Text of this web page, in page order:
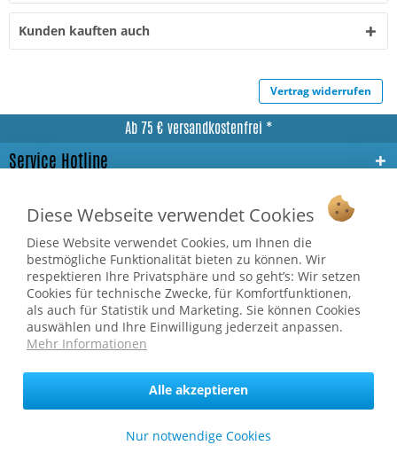
Kunden kauften auch
Vertrag widerrufen
Ab 75 € versandkostenfrei *
Service Hotline
Informationen
* bei Paketversand. Alle Preise inkl. gesetzl. Mehrwertsteuer zzgl.
Versandkosten.
Copyright © afp marketing gmbh - Alle Rechte vorbehalten
Sicher zahlen in unserem Onlineshop
Diese Webseite verwendet Cookies
Diese Website verwendet Cookies, um Ihnen die
bestmögliche Funktionalität bieten zu können. Wir
respektieren Ihre Privatsphäre und so geht’s: Wir setzen
Cookies für technische Zwecke, für Komfortfunktionen,
als auch für Statistik und Marketing. Sie können Cookies
auswählen und Ihre Einwilligung jederzeit anpassen.
Mehr Informationen
Nur notwendige Cookies
Alle akzeptieren